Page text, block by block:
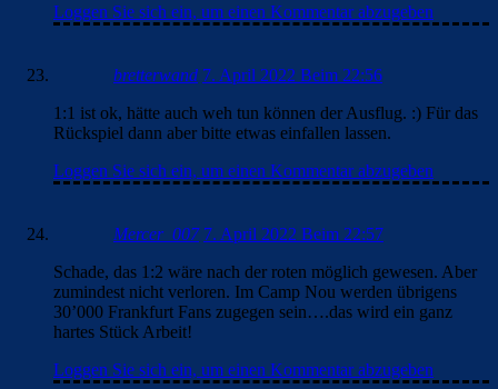
Loggen Sie sich ein, um einen Kommentar abzugeben
bretterwand 7. April 2022 Beim 22:56
1:1 ist ok, hätte auch weh tun können der Ausflug. :) Für das
Rückspiel dann aber bitte etwas einfallen lassen.
Loggen Sie sich ein, um einen Kommentar abzugeben
Mercer_007 7. April 2022 Beim 22:57
Schade, das 1:2 wäre nach der roten möglich gewesen. Aber
zumindest nicht verloren. Im Camp Nou werden übrigens
30’000 Frankfurt Fans zugegen sein….das wird ein ganz
hartes Stück Arbeit!
Loggen Sie sich ein, um einen Kommentar abzugeben